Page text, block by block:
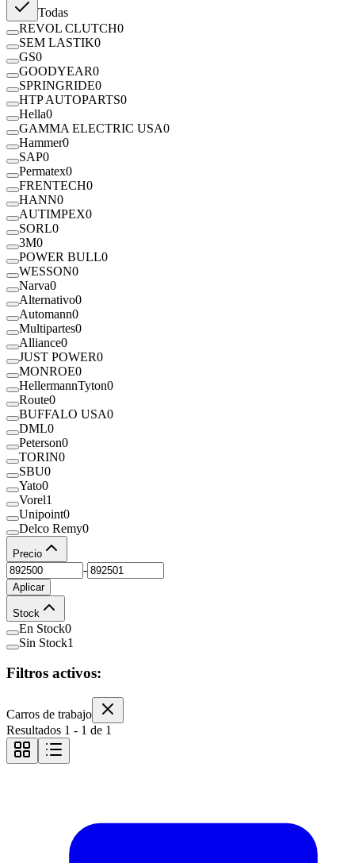
Todas
REVOL CLUTCH0
SEM LASTIK0
GS0
GOODYEAR0
SPRINGRIDE0
HTP AUTOPARTS0
Hella0
GAMMA ELECTRIC USA0
Hammer0
SAP0
Permatex0
FRENTECH0
HANN0
AUTIMPEX0
SORL0
3M0
POWER BULL0
WESSON0
Narva0
Alternativo0
Automann0
Multipartes0
Alliance0
JUST POWER0
MONROE0
HellermannTyton0
Route0
BUFFALO USA0
DML0
Peterson0
TORIN0
SBU0
Yato0
Vorel1
Unipoint0
Delco Remy0
Precio
-
Aplicar
Stock
En Stock0
Sin Stock1
Filtros activos:
Carros de trabajo
Resultados 1 - 1 de 1